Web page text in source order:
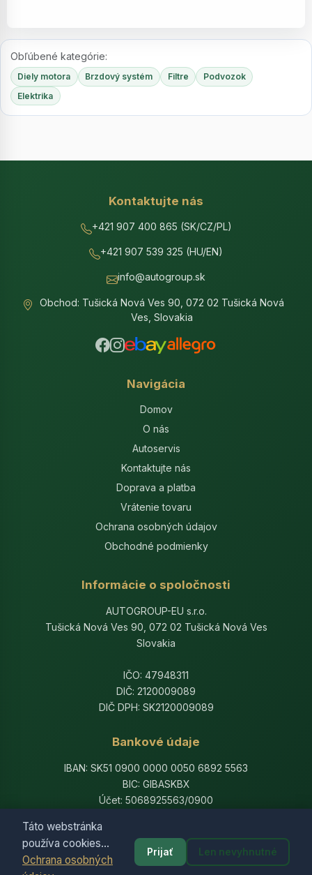
Táto webstránka
používa cookies...
Ochrana osobných
Prijať Len nevyhnutné
Obľúbené kategórie:
Diely motora Brzdový systém Filtre
Podvozok
Elektrika
Kontaktujte nás
+421 907 400 865 (SK/CZ/PL)
+421 907 539 325 (HU/EN)
info@autogroup.sk
Obchod: Tušická Nová Ves 90, 072 02 Tušická Nová
Ves, Slovakia
Navigácia
Domov
O nás
Autoservis
Kontaktujte nás
Doprava a platba
Vrátenie tovaru
Ochrana osobných údajov
Obchodné podmienky
Informácie o spoločnosti
AUTOGROUP-EU s.r.o.
Tušická Nová Ves 90, 072 02 Tušická Nová Ves
Slovakia
IČO: 47948311
DIČ: 2120009089
DIČ DPH: SK2120009089
Bankové údaje
IBAN: SK51 0900 0000 0050 6892 5563
BIC: GIBASKBX
Účet: 5068925563/0900